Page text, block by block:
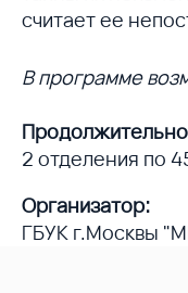
считает ее
В программе
2 отделения по
Организатор:
ГБУК г.Москвы